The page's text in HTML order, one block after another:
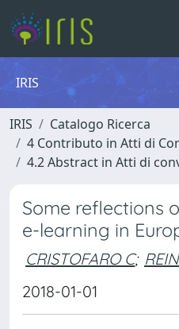
IRIS
IRIS
Catalogo Ricerca
4 Contributo in Atti di
4.2 Abstract in Atti di
Some reflections
e-learning in
CRISTOFARO C;
2018-01-01